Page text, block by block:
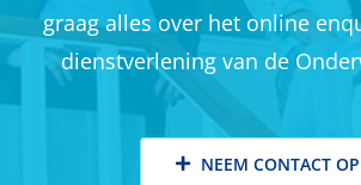
graag alles over het online
dienstverlening van de
NEEM CONTACT OP